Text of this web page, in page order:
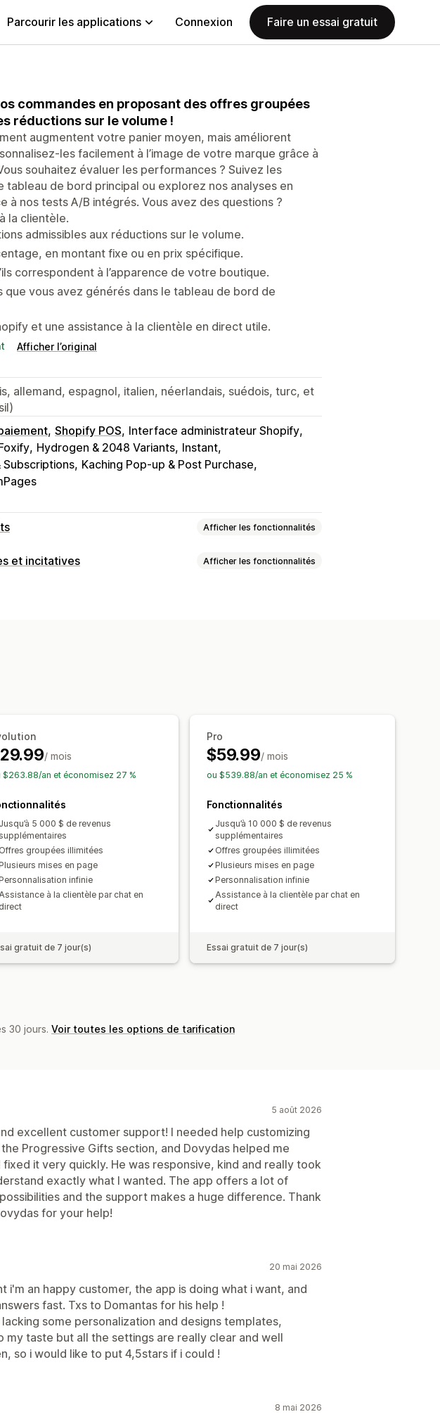
Parcourir les applications Connexion Faire un essai gratuit
commandes en proposant des offres groupées
réductions sur le volume !
augmentent votre panier moyen, mais améliorent
les facilement à l’image de votre marque grâce à
souhaitez évaluer les performances ? Suivez les
de bord principal ou explorez nos analyses en
à nos tests A/B intégrés. Vous avez des questions ?
la clientèle.
admissibles aux réductions sur le volume.
en montant fixe ou en prix spécifique.
correspondent à l’apparence de votre boutique.
vous avez générés dans le tableau de bord de
et une assistance à la clientèle en direct utile.
Afficher l’original
allemand, espagnol, italien, néerlandais, suédois, turc, et
Shopify POS Interface administrateur Shopify
Hydrogen & 2048 Variants Instant
Subscriptions Kaching Pop-up & Post Purchase
Afficher les fonctionnalités
fonction de la quantité
Réductions forfaitaires
Deux pour le prix d’un
Tarification en gros
Tarification dynamique
et incitatives Afficher les fonctionnalités
Emballage cadeau
Compléments au produit
de produits
Produits fréquemment achetés ensemble
quantités
Réductions en fonction de la quantité
l’abonnement
Traitement prioritaire
de conversion
/ mois
$263.88/an et économisez 27 %
Jusqu’à 5 000 $ de revenus
groupées illimitées
mises en page
infinie
à la clientèle par chat en
gratuit de 7 jour(s)
Pro
$59.99/ mois
ou $539.88/an et économisez 25 %
Fonctionnalités
Jusqu’à 10 000 $ de revenus
supplémentaires
Offres groupées illimitées
Plusieurs mises en page
Personnalisation infinie
Assistance à la clientèle par chat en
direct
Essai gratuit de 7 jour(s)
30 jours. Voir toutes les options de tarification
5 août 2026
excellent customer support! I needed help customizing
Progressive Gifts section, and Dovydas helped me
fixed it very quickly. He was responsive, kind and really took
exactly what I wanted. The app offers a lot of
and the support makes a huge difference. Thank
for your help!
20 mai 2026
i'm an happy customer, the app is doing what i want, and
fast. Txs to Domantas for his help !
some personalization and designs templates,
my taste but all the settings are really clear and well
so i would like to put 4,5stars if i could !
8 mai 2026